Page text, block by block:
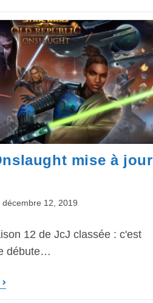
mise à jour
décembre 12, 2019
12 de JcJ classée : c'est
débute…